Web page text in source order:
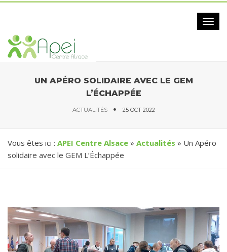
UN APÉRO SOLIDAIRE AVEC LE GEM
L’ÉCHAPPÉE
ACTUALITÉS 25 OCT 2022
Vous êtes ici : APEI Centre Alsace » Actualités » Un Apéro
solidaire avec le GEM L’Échappée